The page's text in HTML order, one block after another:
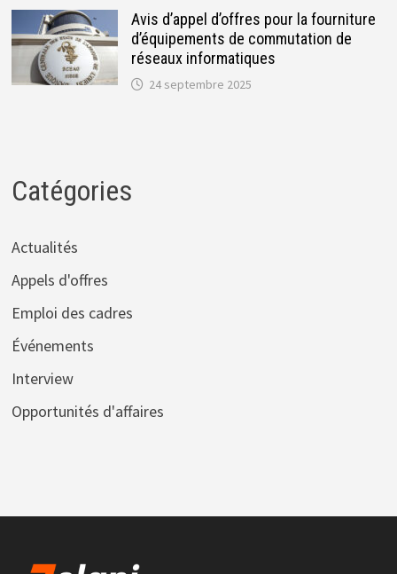
Avis d’appel d’offres pour la fourniture
d’équipements de commutation de
réseaux informatiques
24 septembre 2025
Catégories
Actualités
Appels d'offres
Emploi des cadres
Événements
Interview
Opportunités d'affaires